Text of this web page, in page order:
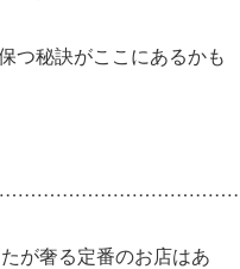
つ秘訣がここにあるかも
が奢る定番のお店はあ